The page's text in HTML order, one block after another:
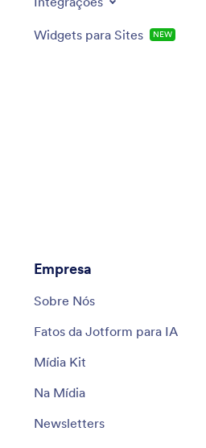
Widgets para Sites NEW
Empresa
Sobre Nós
Fatos da Jotform para IA
Mídia Kit
Na Mídia
Newsletters